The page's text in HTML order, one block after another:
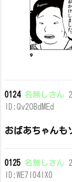
0124 名無しさん
ID:Qv2OBdMEd
おばあちゃんも
0125 名無しさん
ID:WE7l04IX0